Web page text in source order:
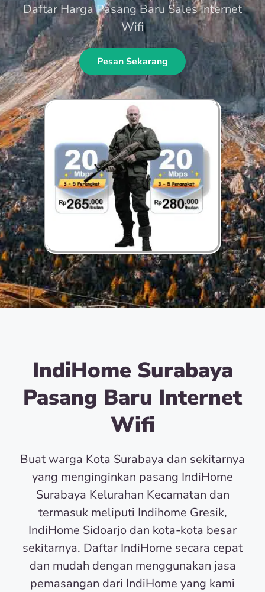
Daftar Harga Pasang Baru Sales Internet
Wifi
Pesan Sekarang
IndiHome Surabaya
Pasang Baru Internet
Wifi
Buat warga Kota Surabaya dan sekitarnya
yang menginginkan pasang IndiHome
Surabaya Kelurahan Kecamatan dan
termasuk meliputi Indihome Gresik,
IndiHome Sidoarjo dan kota-kota besar
sekitarnya. Daftar IndiHome secara cepat
dan mudah dengan menggunakan jasa
pemasangan dari IndiHome yang kami